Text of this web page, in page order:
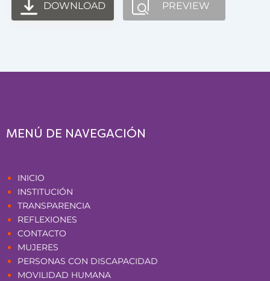
DOWNLOAD PREVIEW
MENÚ DE NAVEGACIÓN
INICIO
INSTITUCIÓN
TRANSPARENCIA
REFLEXIONES
CONTACTO
MUJERES
PERSONAS CON DISCAPACIDAD
MOVILIDAD HUMANA